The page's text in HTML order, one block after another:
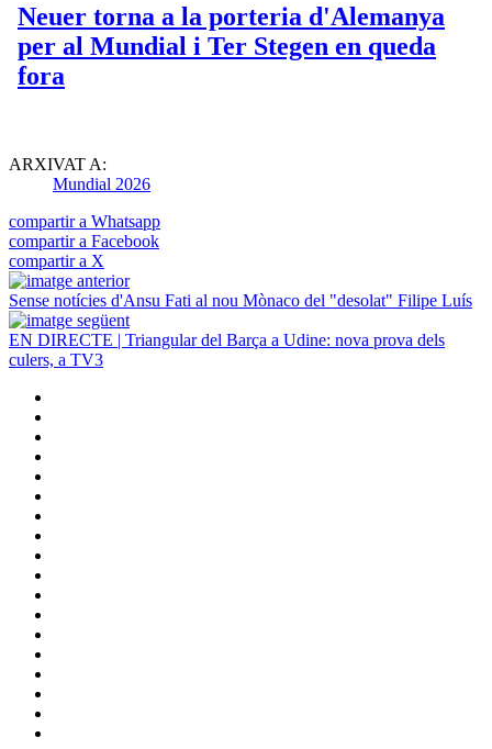
ARXIVAT A:
Mundial 2026
compartir a Whatsapp
compartir a Facebook
compartir a X
Sense notícies d'Ansu Fati al nou Mònaco del "desolat" Filipe Luís
EN DIRECTE | Triangular del Barça a Udine: nova prova dels
culers, a TV3